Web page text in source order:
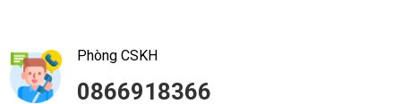
Phòng CSKH
0866918366